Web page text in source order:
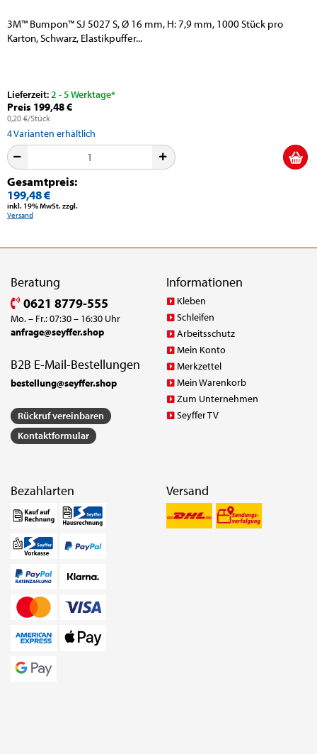
3M™ Bumpon™ SJ 5027 S, Ø 16 mm, H: 7,9 mm, 1000 Stück pro
Karton, Schwarz, Elastikpuffer...
Lieferzeit:2 - 5 Werktage*
Preis 199,48 €
0,20 €/Stück
4Varianten erhältlich
Gesamtpreis:
199,48 €
inkl. 19% MwSt. zzgl.
Versand
Beratung
0621 8779-555
Mo. – Fr.: 07:30 – 16:30 Uhr
anfrage@seyffer.shop
B2B E-Mail-Bestellungen
bestellung@seyffer.shop
Rückruf vereinbaren
Kontaktformular
Informationen
Kleben
Schleifen
Arbeitsschutz
Mein Konto
Merkzettel
Mein Warenkorb
Zum Unternehmen
Seyffer TV
Bezahlarten Versand